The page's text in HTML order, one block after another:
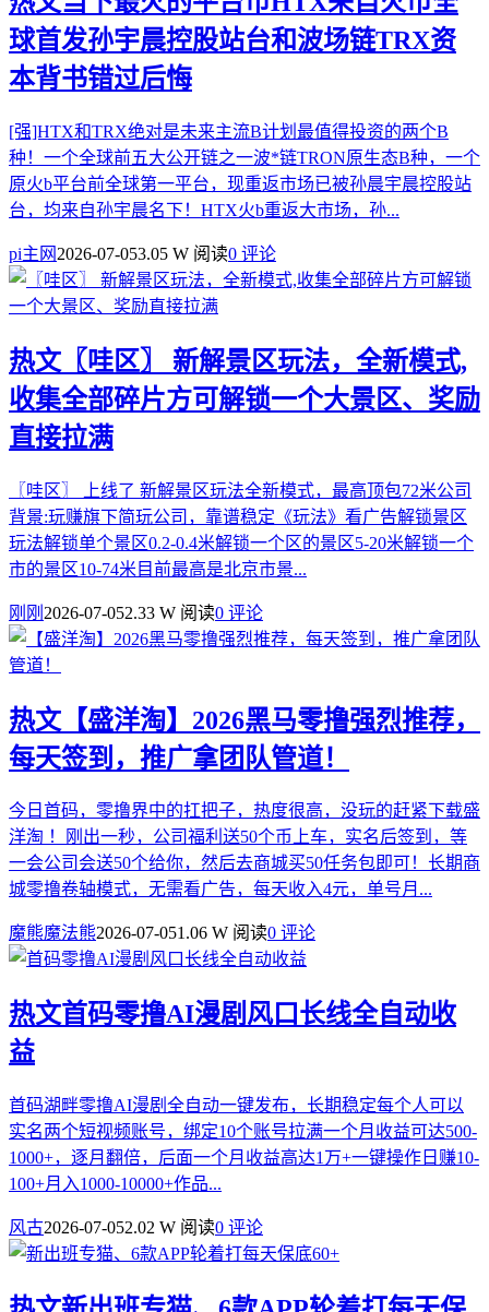
球首发孙宇晨控股站台和波场链TRX资
本背书错过后悔
[强]HTX和TRX绝对是未来主流B计划最值得投资的两个B
种！一个全球前五大公开链之一波*链TRON原生态B种，一个
原火b平台前全球第一平台，现重返市场已被孙晨宇晨控股站
台，均来自孙宇晨名下！HTX火b重返大市场，孙...
pi主网 2026-07-053.05 W 阅读0 评论
热文 〖哇区〗 新解景区玩法，全新模式,
收集全部碎片方可解锁一个大景区、奖励
直接拉满
〖哇区〗 上线了 新解景区玩法全新模式，最高顶包72米公司
背景:玩赚旗下简玩公司，靠谱稳定《玩法》看广告解锁景区
玩法解锁单个景区0.2-0.4米解锁一个区的景区5-20米解锁一个
市的景区10-74米目前最高是北京市景...
刚刚 2026-07-052.33 W 阅读0 评论
热文 【盛洋淘】2026黑马零撸强烈推荐，
每天签到，推广拿团队管道！
今日首码，零撸界中的扛把子，热度很高，没玩的赶紧下载盛
洋淘 ！刚出一秒，公司福利送50个币上车，实名后签到，等
一会公司会送50个给你，然后去商城买50任务包即可！长期商
城零撸卷轴模式，无需看广告，每天收入4元，单号月...
魔熊魔法熊2026-07-051.06 W 阅读0 评论
热文首码零撸AI漫剧风口长线全自动收
益
首码湖畔零撸AI漫剧全自动一键发布，长期稳定每个人可以
实名两个短视频账号，绑定10个账号拉满一个月收益可达500-
1000+，逐月翻倍，后面一个月收益高达1万+一键操作日赚10-
100+月入1000-10000+作品...
风古2026-07-052.02 W 阅读0 评论